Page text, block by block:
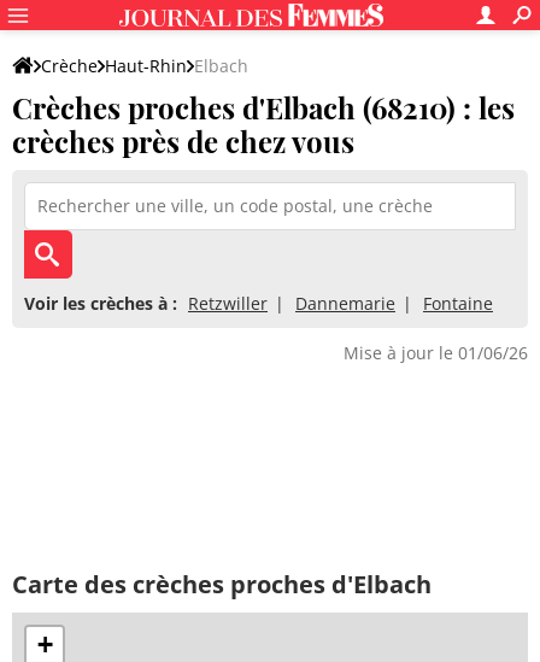
Crèche Haut-Rhin Elbach
Crèches proches d'Elbach (68210) : les
crèches près de chez vous
Voir les crèches à : Retzwiller Dannemarie Fontaine
Mise à jour le 01/06/26
Carte des crèches proches d'Elbach
+